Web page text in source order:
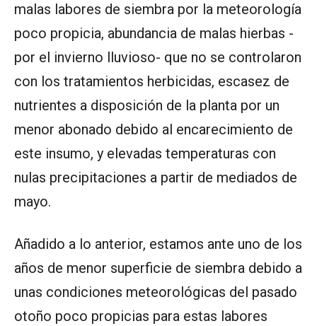
malas labores de siembra por la meteorología
poco propicia, abundancia de malas hierbas -
por el invierno lluvioso- que no se controlaron
con los tratamientos herbicidas, escasez de
nutrientes a disposición de la planta por un
menor abonado debido al encarecimiento de
este insumo, y elevadas temperaturas con
nulas precipitaciones a partir de mediados de
mayo.
Añadido a lo anterior, estamos ante uno de los
años de menor superficie de siembra debido a
unas condiciones meteorológicas del pasado
otoño poco propicias para estas labores